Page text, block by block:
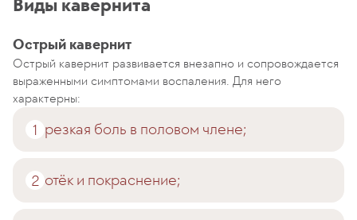
Виды кавернита
Острый кавернит
Острый кавернит развивается внезапно и сопровождается
выраженными симптомами воспаления. Для него
характерны:
резкая боль в половом члене;
отёк и покраснение;